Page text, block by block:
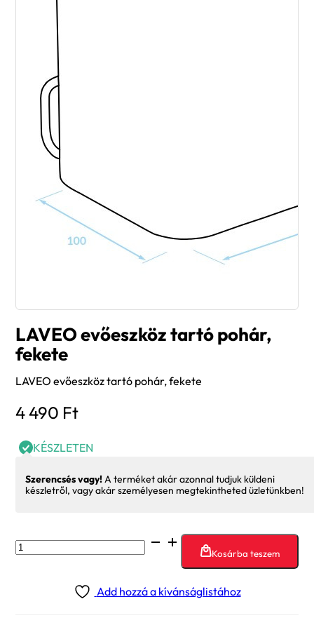
LAVEO evőeszköz tartó pohár,
fekete
LAVEO evőeszköz tartó pohár, fekete
4 490 Ft
KÉSZLETEN
Szerencsés vagy!A terméket akár azonnal tudjuk küldeni
készletről, vagy akár személyesen megtekintheted üzletünkben!
LAVEO
evőeszköz
Kosárba teszem
Add hozzá a kívánságlistához